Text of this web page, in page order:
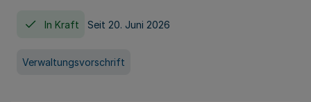
In Kraft Seit 20. Juni 2026
Verwaltungsvorschrift